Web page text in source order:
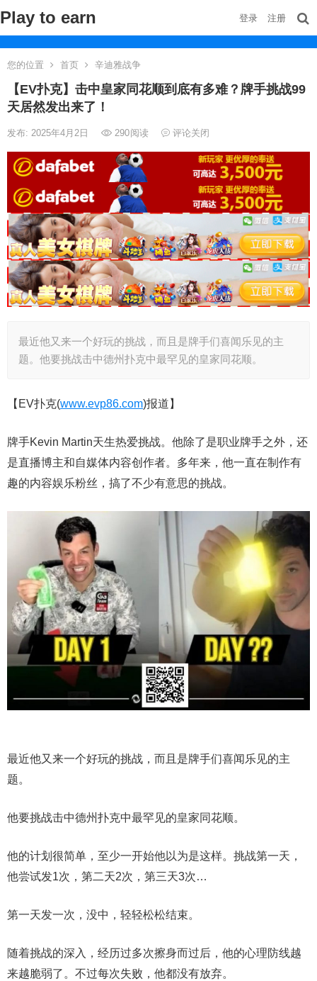
Play to earn 登录 注册
您的位置 首页 辛迪雅战争
【EV扑克】击中皇家同花顺到底有多难？牌手挑战99
天居然发出来了！
发布: 2025年4月2日 290阅读 评论关闭
最近他又来一个好玩的挑战，而且是牌手们喜闻乐见的主
题。他要挑战击中德州扑克中最罕见的皇家同花顺。
【EV扑克(www.evp86.com)报道】
牌手Kevin Martin天生热爱挑战。他除了是职业牌手之外，还
是直播博主和自媒体内容创作者。多年来，他一直在制作有
趣的内容娱乐粉丝，搞了不少有意思的挑战。
最近他又来一个好玩的挑战，而且是牌手们喜闻乐见的主
题。
他要挑战击中德州扑克中最罕见的皇家同花顺。
他的计划很简单，至少一开始他以为是这样。挑战第一天，
他尝试发1次，第二天2次，第三天3次…
第一天发一次，没中，轻轻松松结束。
随着挑战的深入，经历过多次擦身而过后，他的心理防线越
来越脆弱了。不过每次失败，他都没有放弃。